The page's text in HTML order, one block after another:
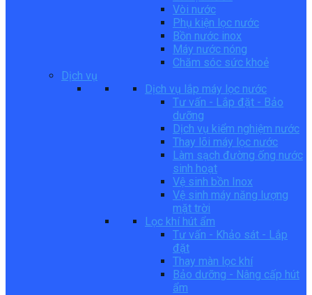
Vòi nước
Phụ kiện lọc nước
Bồn nước inox
Máy nước nóng
Chăm sóc sức khoẻ
Dịch vụ
Dịch vụ lắp máy lọc nước
Tư vấn - Lắp đặt - Bảo
dưỡng
Dịch vụ kiểm nghiệm nước
Thay lõi máy lọc nước
Làm sạch đường ống nước
sinh hoạt
Vệ sinh bồn Inox
Vệ sinh máy năng lượng
mặt trời
Lọc khí hút ẩm
Tư vấn - Khảo sát - Lắp
đặt
Thay màn lọc khí
Bảo dưỡng - Nâng cấp hút
ẩm